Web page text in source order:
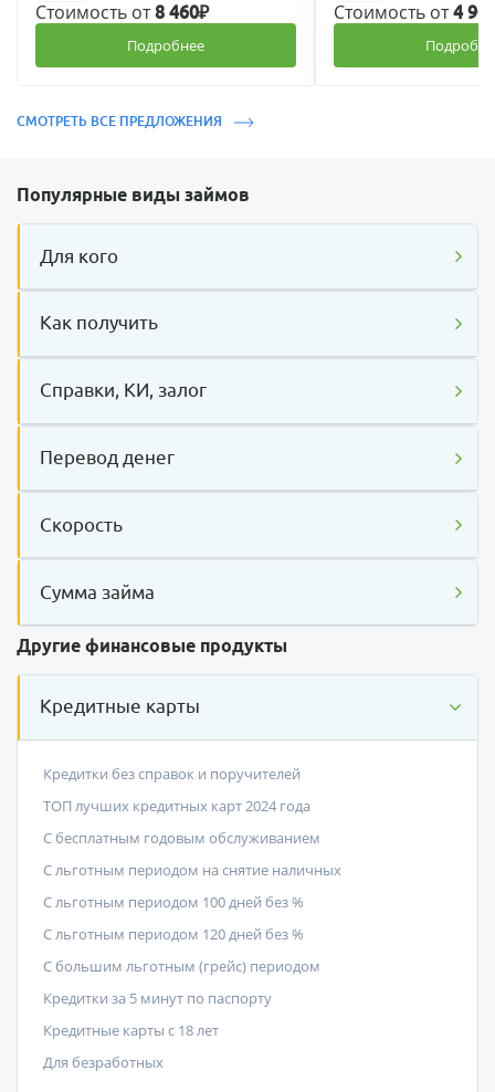
Стоимость от8 460₽
Подробнее
Стоимость от4
СМОТРЕТЬ ВСЕ ПРЕДЛОЖЕНИЯ
Популярные виды займов
Для кого
Как получить
Справки, КИ, залог
Перевод денег
Скорость
Сумма займа
Другие финансовые продукты
Кредитные карты
Кредитки без справок и поручителей
ТОП лучших кредитных карт 2024 года
С бесплатным годовым обслуживанием
С льготным периодом на снятие наличных
С льготным периодом 100 дней без %
С льготным периодом 120 дней без %
С большим льготным (грейс) периодом
Кредитки за 5 минут по паспорту
Кредитные карты с 18 лет
Для безработных